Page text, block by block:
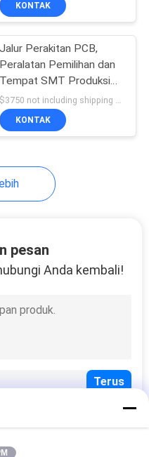
KONTAK
Jalur Perakitan PCB,
Peralatan Pemilihan dan
Tempat SMT Produksi
Batch, Teknologi
Pemasangan Permukaan
$3750 not including shipping MOQ:1 set
KONTAK
pesan
Anda kembali!